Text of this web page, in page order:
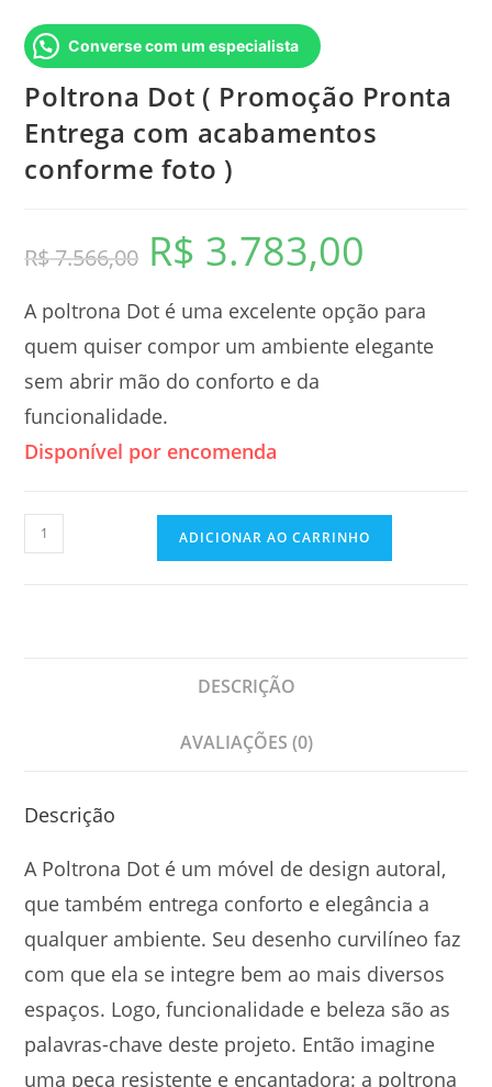
Converse com um especialista
Poltrona Dot ( Promoção Pronta
Entrega com acabamentos
conforme foto )
R$7.566,00 R$ 3.783,00
A poltrona Dot é uma excelente opção para
quem quiser compor um ambiente elegante
sem abrir mão do conforto e da
funcionalidade.
Disponível por encomenda
ADICIONAR AO CARRINHO
DESCRIÇÃO
AVALIAÇÕES (0)
Descrição
A Poltrona Dot é um móvel de design autoral,
que também entrega conforto e elegância a
qualquer ambiente. Seu desenho curvilíneo faz
com que ela se integre bem ao mais diversos
espaços. Logo, funcionalidade e beleza são as
palavras-chave deste projeto. Então imagine
uma peça resistente e encantadora: a poltrona